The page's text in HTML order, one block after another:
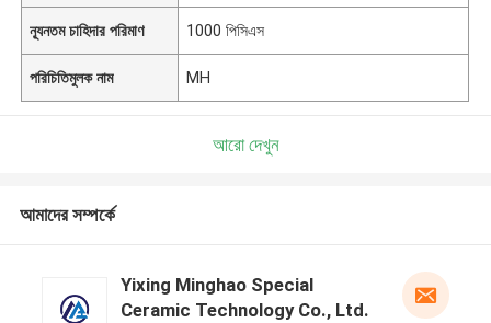
ন্যূনতম চাহিদার পরিমাণ 1000 পিসিএস
পরিচিতিমুলক নাম MH
আরো দেখুন
আমাদের সম্পর্কে
Yixing Minghao Special
Ceramic Technology Co., Ltd.